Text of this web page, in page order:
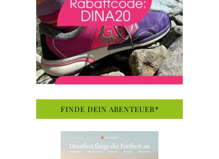
FINDE DEIN ABENTEUER*